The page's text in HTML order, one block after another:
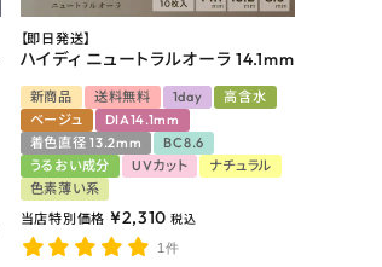
【即日発送】
ハイディ ニュートラルオーラ 14.1mm
新商品 送料無料 1day
高含水
ベージュ
DIA14.1mm
着色直径 13.2mm
BC8.6
うるおい成分
UVカット
ナチュラル
色素薄い系
当店特別価格 ¥2,310 税込
1件